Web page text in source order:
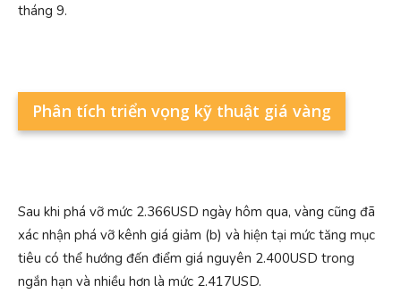
tháng 9.
Phân tích triển vọng kỹ thuật giá vàng
Sau khi phá vỡ mức 2.366USD ngày hôm qua, vàng cũng đã
xác nhận phá vỡ kênh giá giảm (b) và hiện tại mức tăng mục
tiêu có thể hướng đến điểm giá nguyên 2.400USD trong
ngắn hạn và nhiều hơn là mức 2.417USD.